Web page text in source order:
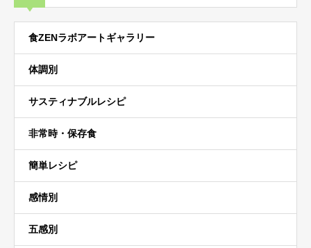
食ZENラボアートギャラリー
体調別
サスティナブルレシピ
非常時・保存食
簡単レシピ
感情別
五感別